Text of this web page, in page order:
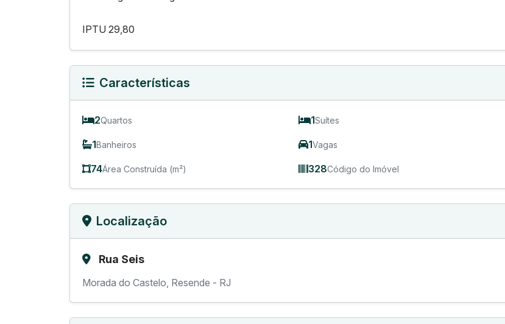
IPTU 29,80
Características
2Quartos 1Suítes
1Banheiros 1Vagas
74Área Construída (m²) 328Código do Imóvel
Localização
Rua Seis
Morada do Castelo, Resende - RJ